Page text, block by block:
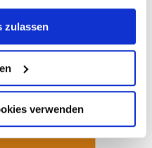
zulassen
verwenden